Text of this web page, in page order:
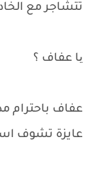
تتشاجر مع
یا عفاف ؟
عفاف باحترام
عايزة تشوف